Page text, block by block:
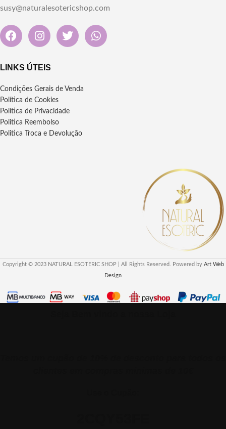
susy@naturalesotericshop.com
LINKS ÚTEIS
Condições Gerais de Venda
Política de Cookies
Política de Privacidade
Politica Reembolso
Politica Troca e Devolução
Copyright © 2023 NATURAL ESOTERIC SHOP | All Rights Reserved. Powered by Art Web
Design